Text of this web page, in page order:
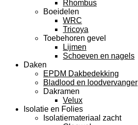
Rhombus
Boeidelen
WRC
Tricoya
Toebehoren gevel
Lijmen
Schoeven en nagels
Daken
EPDM Dakbedekking
Bladlood en loodvervanger
Dakramen
Velux
Isolatie en Folies
Isolatiemateriaal zacht